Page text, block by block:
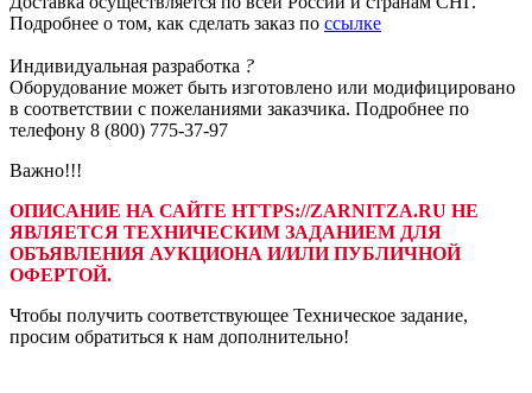
Подробнее о том, как сделать заказ по ссылке
Индивидуальная разработка ?
Оборудование может быть изготовлено или модифицировано
в соответствии с пожеланиями заказчика. Подробнее по
телефону 8 (800) 775-37-97
Важно!!!
ОПИСАНИЕ НА САЙТЕ HTTPS://ZARNITZA.RU НЕ
ЯВЛЯЕТСЯ ТЕХНИЧЕСКИМ ЗАДАНИЕМ ДЛЯ
ОБЪЯВЛЕНИЯ АУКЦИОНА И/ИЛИ ПУБЛИЧНОЙ
ОФЕРТОЙ.
Чтобы получить соответствующее Техническое задание,
просим обратиться к нам дополнительно!